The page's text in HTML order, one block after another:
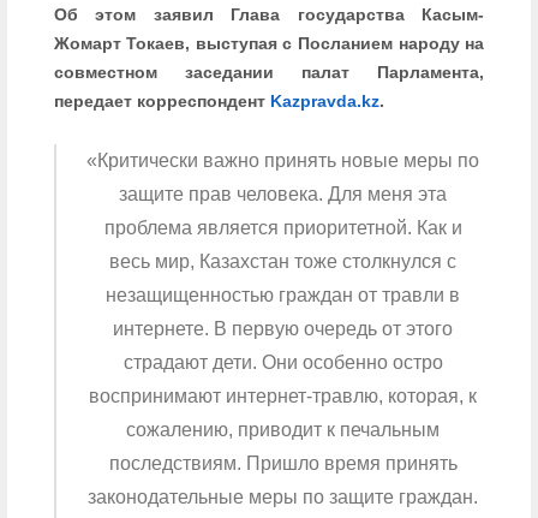
Об этом заявил Глава государства Касым-
Жомарт Токаев, выступая с Посланием народу на
совместном заседании палат Парламента,
передает корреспондент Kazpravda.kz.
«Критически важно принять новые меры по
защите прав человека. Для меня эта
проблема является приоритетной. Как и
весь мир, Казахстан тоже столкнулся с
незащищенностью граждан от травли в
интернете. В первую очередь от этого
страдают дети. Они особенно остро
воспринимают интернет-травлю, которая, к
сожалению, приводит к печальным
последствиям. Пришло время принять
законодательные меры по защите граждан.